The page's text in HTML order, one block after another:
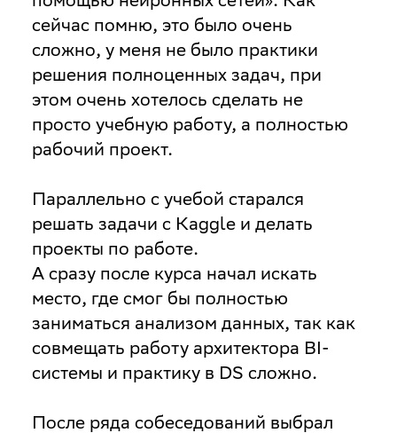
сейчас помню, это было очень
сложно, у меня не было практики
решения полноценных задач, при
этом очень хотелось сделать не
просто учебную работу, а полностью
рабочий проект.
Параллельно с учебой старался
решать задачи с Kaggle и делать
проекты по работе.
А сразу после курса начал искать
место, где смог бы полностью
заниматься анализом данных, так как
совмещать работу архитектора BI-
системы и практику в DS сложно.
После ряда собеседований выбрал